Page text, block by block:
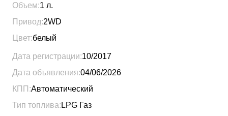
Объем:1 л.
Привод:2WD
Цвет:белый
Дата регистрации:10/2017
Дата объявления:04/06/2026
КПП:Автоматический
Тип топлива: LPG Газ